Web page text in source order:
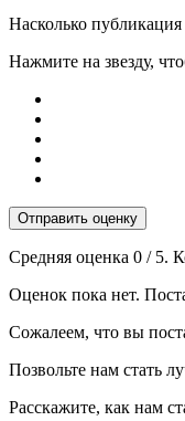
Насколько публикация
Нажмите на звезду,
Отправить оценку
Средняя оценка 0 / 5.
Оценок пока нет.
Сожалеем, что вы
Позвольте нам стать
Расскажите, как нам